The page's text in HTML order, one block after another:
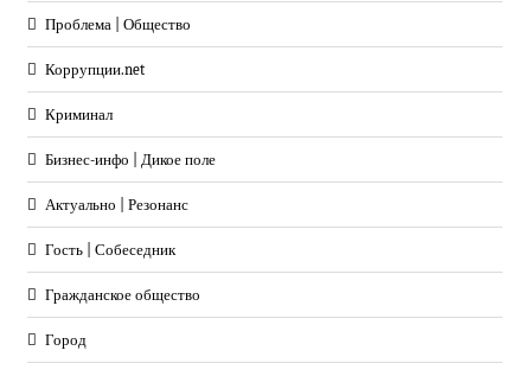
Проблема | Общество
Коррупции.net
Криминал
Бизнес-инфо | Дикое поле
Актуально | Резонанс
Гость | Собеседник
Гражданское общество
Город